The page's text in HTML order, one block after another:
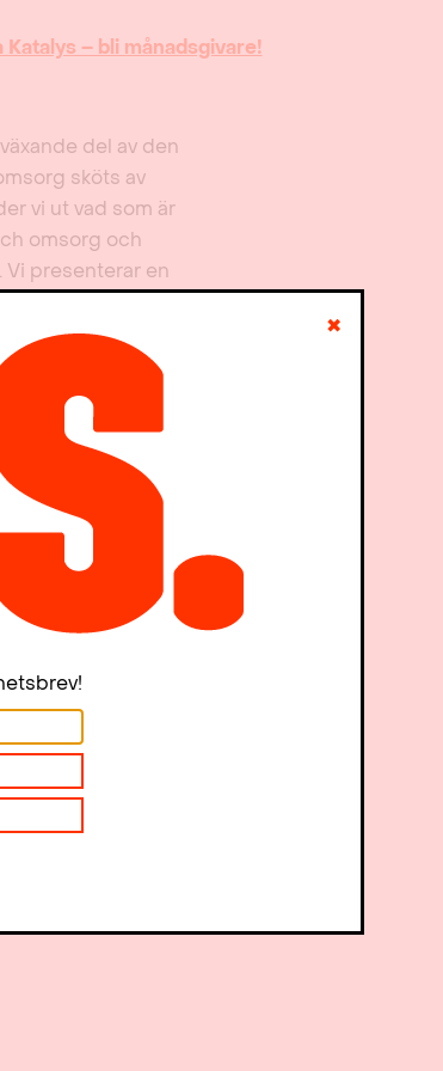
Katalys – bli månadsgivare!
del av den
sköts av
vi ut vad som är
omsorg och
presenterar en
✖